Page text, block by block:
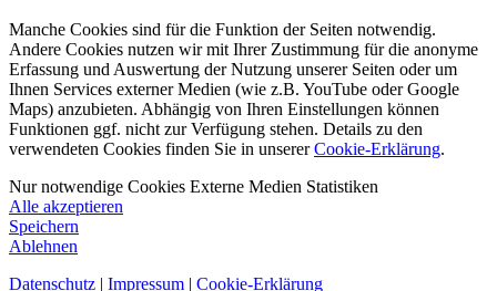
Manche Cookies sind für die Funktion der Seiten notwendig.
Andere Cookies nutzen wir mit Ihrer Zustimmung für die anonyme
Erfassung und Auswertung der Nutzung unserer Seiten oder um
Ihnen Services externer Medien (wie z.B. YouTube oder Google
Maps) anzubieten. Abhängig von Ihren Einstellungen können
Funktionen ggf. nicht zur Verfügung stehen. Details zu den
verwendeten Cookies finden Sie in unsererCookie-Erklärung.
Nur notwendige Cookies Externe Medien Statistiken
Alle akzeptieren
Speichern
Ablehnen
Datenschutz | Impressum | Cookie-Erklärung